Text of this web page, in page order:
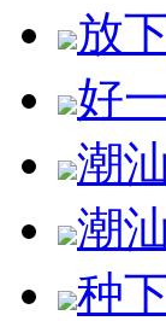
放
好
潮
潮
种